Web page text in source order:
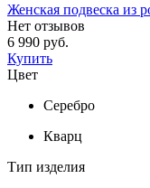
Женская подвеска из
Нет отзывов
6 990 руб.
Купить
Цвет
Серебро
Кварц
Тип изделия